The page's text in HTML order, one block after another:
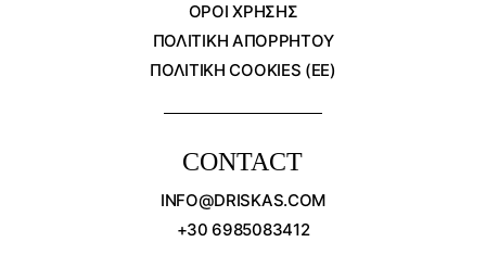
ΌΡΟΙ ΧΡΗΣΗΣ
ΠΟΛΙΤΙΚΗ ΑΠΟΡΡΗΤΟΥ
ΠΟΛΙΤΙΚΗ COOKIES (ΕΕ)
CONTACT
INFO@DRISKAS.COM
+30 6985083412